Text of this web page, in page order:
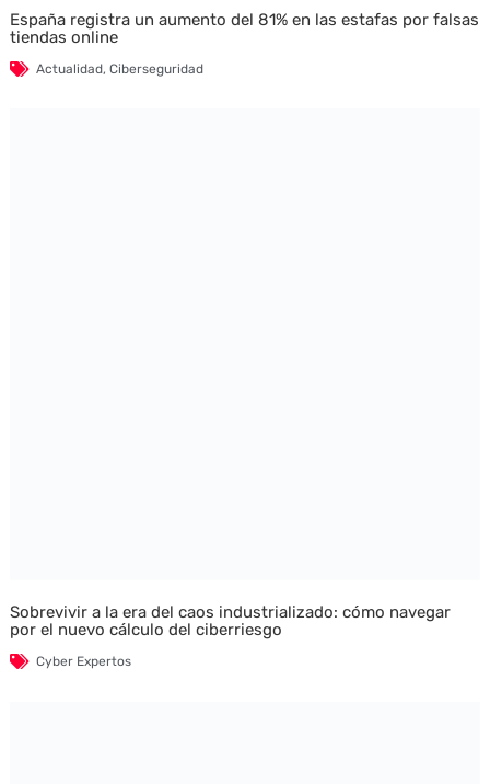
España registra un aumento del 81% en las estafas por falsas
tiendas online
Actualidad, Ciberseguridad
Sobrevivir a la era del caos industrializado: cómo navegar
por el nuevo cálculo del ciberriesgo
Cyber Expertos